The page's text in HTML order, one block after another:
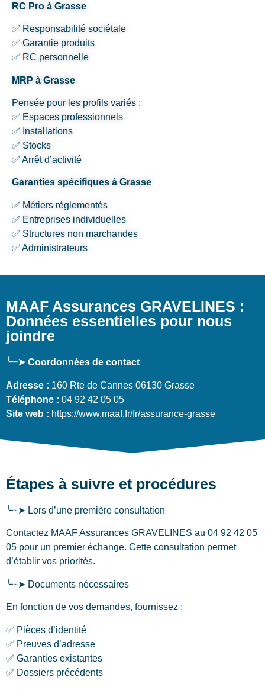
RC Pro à Grasse
✅ Responsabilité sociétale
✅ Garantie produits
✅ RC personnelle
MRP à Grasse
Pensée pour les profils variés :
✅ Espaces professionnels
✅ Installations
✅ Stocks
✅ Arrêt d’activité
Garanties spécifiques à Grasse
✅ Métiers réglementés
✅ Entreprises individuelles
✅ Structures non marchandes
✅ Administrateurs
MAAF Assurances GRAVELINES :
Données essentielles pour nous
joindre
╰┈➤ Coordonnées de contact
Adresse : 160 Rte de Cannes 06130 Grasse
Téléphone : 04 92 42 05 05
Site web : https://www.maaf.fr/fr/assurance-grasse
Étapes à suivre et procédures
╰┈➤ Lors d’une première consultation
Contactez MAAF Assurances GRAVELINES au 04 92 42 05
05 pour un premier échange. Cette consultation permet
d’établir vos priorités.
╰┈➤ Documents nécessaires
En fonction de vos demandes, fournissez :
✅ Pièces d’identité
✅ Preuves d’adresse
✅ Garanties existantes
✅ Dossiers précédents